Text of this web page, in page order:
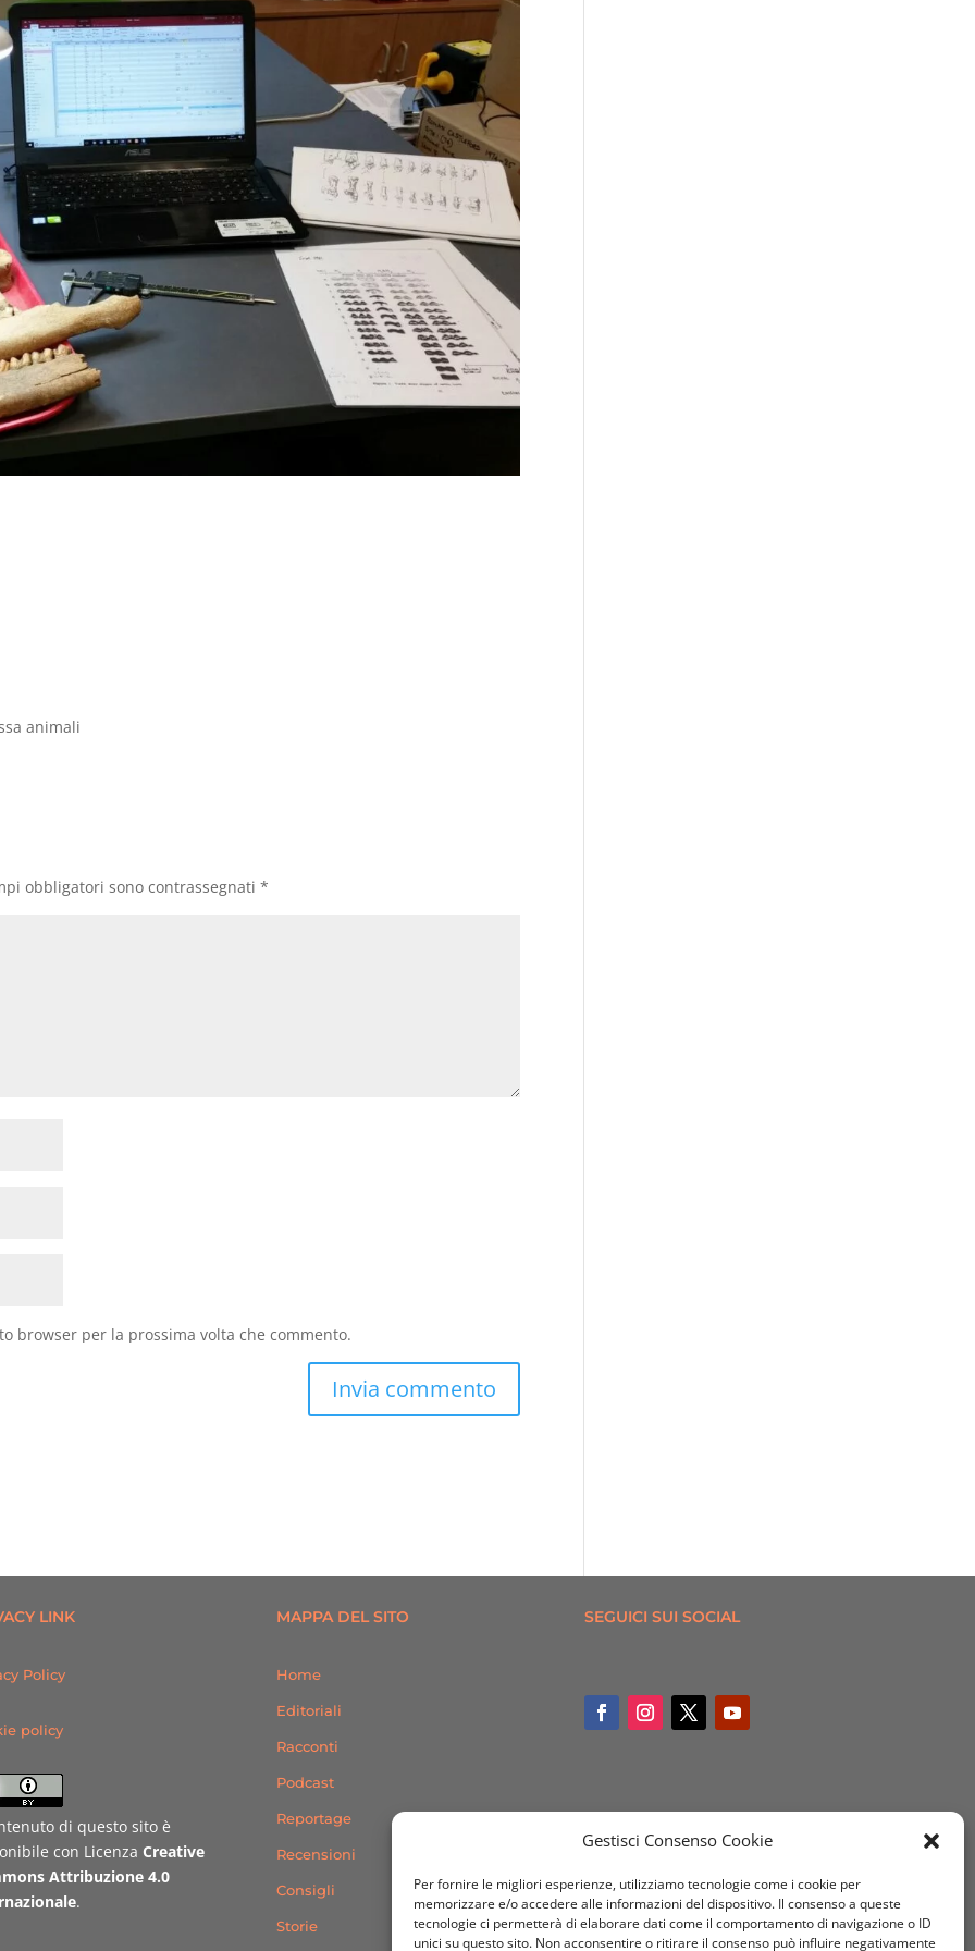
Gestisci Consenso Cookie
Per fornire le migliori esperienze, utilizziamo tecnologie come i cookie per
memorizzare e/o accedere alle informazioni del dispositivo. Il consenso a queste
tecnologie ci permetterà di elaborare dati come il comportamento di navigazione o ID
unici su questo sito. Non acconsentire o ritirare il consenso può influire negativamente
animali
obbligatori sono contrassegnati*
browser per la prossima volta che commento.
LINK
Policy
policy
di questo sito è
con Licenza Creative
Attribuzione 4.0
.
MAPPA DEL SITO
Home
Editoriali
Racconti
Podcast
Reportage
Recensioni
Consigli
Storie
SEGUICI SUI SOCIAL